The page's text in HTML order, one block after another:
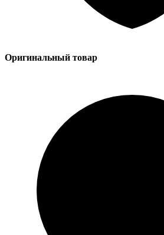
Оригинальный товар